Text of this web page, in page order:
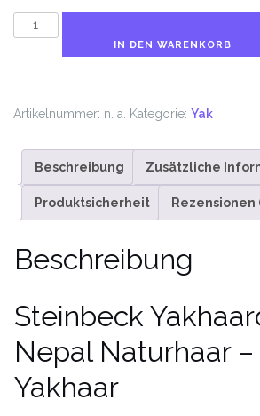
NEPAL
YAK
Naturbelassen
IN DEN WARENKORB
Artikelnummer: n. a. Kategorie: Yak
Beschreibung Zusätzliche
Produktsicherheit Rezensionen
Beschreibung
Steinbeck
Nepal Naturhaar –
Yakhaar